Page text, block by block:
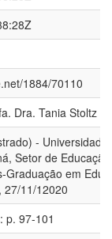
1884/70110
Dra. Tania Stoltz
- Universidade
Setor de
Graduação em
27/11/12020
p. 97-101